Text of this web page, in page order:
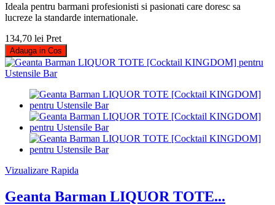
Ideala pentru barmani profesionisti si pasionati care doresc sa
lucreze la standarde internationale.
134,70 lei Pret
Adauga in Cos
Vizualizare Rapida
Geanta Barman LIQUOR TOTE...